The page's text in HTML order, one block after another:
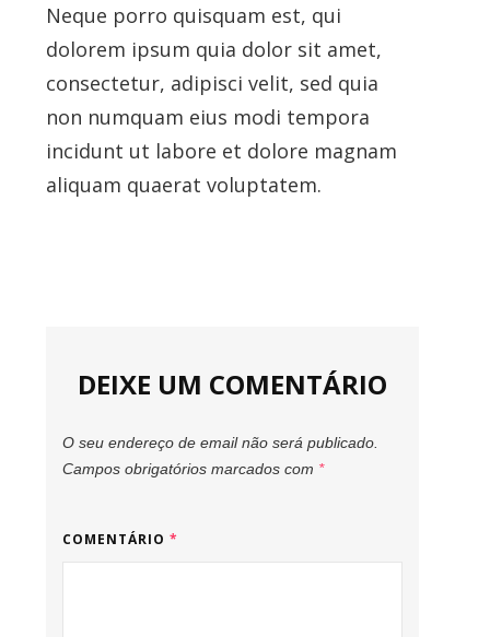
Neque porro quisquam est, qui
dolorem ipsum quia dolor sit amet,
consectetur, adipisci velit, sed quia
non numquam eius modi tempora
incidunt ut labore et dolore magnam
aliquam quaerat voluptatem.
DEIXE UM COMENTÁRIO
O seu endereço de email não será publicado.
Campos obrigatórios marcados com *
COMENTÁRIO *